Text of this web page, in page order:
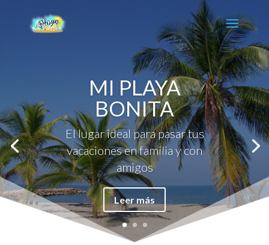
MI PLAYA
BONITA
El lugar ideal para pasar tus
vacaciones en familia y con
amigos
Leer más